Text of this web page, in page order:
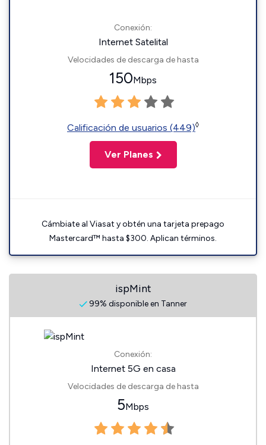
Conexión:
Internet Satelital
Velocidades de descarga de hasta
150Mbps
Calificación de usuarios (449)◊
Ver Planes
Cámbiate al Viasat y obtén una tarjeta prepago
Mastercard™ hasta $300. Aplican términos.
ispMint
99% disponible en Tanner
Conexión:
Internet 5G en casa
Velocidades de descarga de hasta
5Mbps